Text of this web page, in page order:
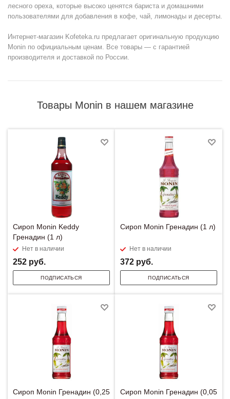
лесного ореха, которые высоко ценятся бариста и домашними
пользователями для добавления в кофе, чай, лимонады и десерты.
Интернет-магазин Kofeteka.ru предлагает оригинальную продукцию
Monin по официальным ценам. Все товары — с гарантией
производителя и доставкой по России.
Товары Monin в нашем магазине
Сироп Monin Keddy
Гренадин (1 л)
Нет в наличии
252 руб.
ПОДПИСАТЬСЯ
Сироп Monin Гренадин (1 л)
Нет в наличии
372 руб.
ПОДПИСАТЬСЯ
Сироп Monin Гренадин (0,25
Сироп Monin Гренадин (0,05